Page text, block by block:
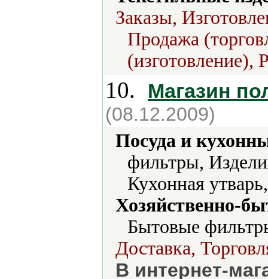
Заказы,
Продажа
(изготовление),
10. Магазин
(08.12.2009)
Посуда и
фильтры,
Кухонная
Хозяйственно-
Бытовые
Доставка,
В интернет-